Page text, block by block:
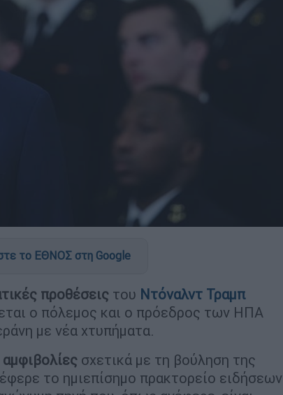
το ΕΘΝΟΣ στη Google
προθέσεις του Ντόναλντ Τραμπ
ο πόλεμος και ο πρόεδρος των ΗΠΑ
με νέα χτυπήματα.
σχετικά με τη βούληση της
το ημιεπίσημο πρακτορείο ειδήσεων